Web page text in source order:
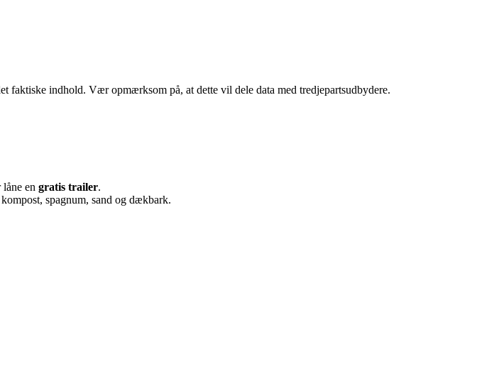
faktiske indhold. Vær opmærksom på, at dette vil dele data med tredjepartsudbydere.
en gratis trailer.
spagnum, sand og dækbark.